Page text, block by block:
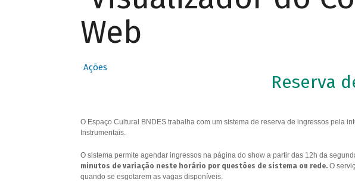
Web
Ações
Reserva
O Espaço Cultural BNDES trabalha com um sistema de reserva de ingressos pela
Instrumentais.
O sistema permite agendar ingressos na página do show a partir das 12h da
minutos de variação neste horário por questões de sistema ou rede.O
quando se esgotarem as vagas disponíveis.